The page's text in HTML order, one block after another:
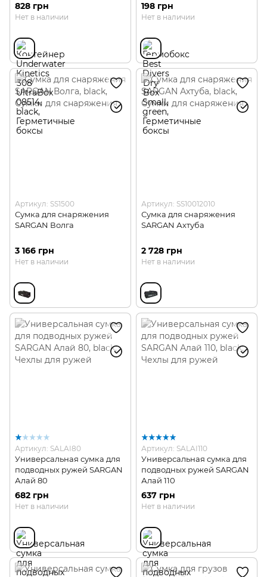
828 грн
Нет в наличии
198 грн
Нет в наличии
Артикул: SS1500
Сумка для снаряжения
SARGAN Волга
3 166 грн
Нет в наличии
Артикул: SS10012010
Сумка для снаряжения
SARGAN Ахтуба
2 728 грн
Нет в наличии
Артикул: SALAI80
Универсальная сумка для
подводных ружей SARGAN
Алай 80
682 грн
Нет в наличии
Артикул: SALAI110
Универсальная сумка для
подводных ружей SARGAN
Алай 110
637 грн
Нет в наличии